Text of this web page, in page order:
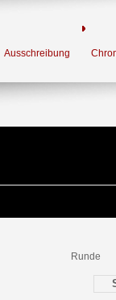
Ausschreibung
Runde